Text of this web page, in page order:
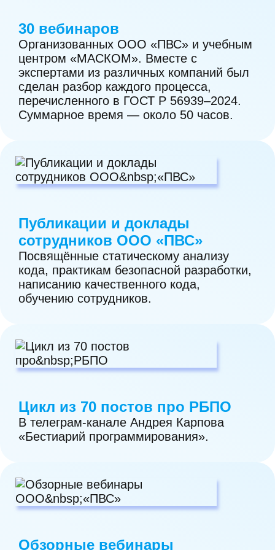
12. Использование безопасной
системы сборки программного
обеспечения.
13. Обеспечение безопасности
сборочной среды программного
14. Управление доступом и контроль
целостности кода при разработке
15. Обеспечение безопасности
используемых секретов.
16. Использование инструментов
композиционного анализа.
внедрения вредоносного программного
обеспечения через цепочки поставок.
19. Нефункциональное тестирование.
20. Обеспечение безопасности при
версии программного обеспечения.
21. Безопасная поставка программного
30 вебинаров
Организованных ООО «ПВС» и учебным
центром «МАСКОМ». Вместе с
экспертами из различных компаний был
сделан разбор каждого процесса,
перечисленного в ГОСТ Р 56939–2024.
Суммарное время — около 50 часов.
Публикации и доклады
сотрудников ООО «ПВС»
Посвящённые статическому анализу
кода, практикам безопасной разработки,
написанию качественного кода,
обучению сотрудников.
Цикл из 70 постов про РБПО
В телеграм-канале Андрея Карпова
«Бестиарий программирования».
Обзорные вебинары